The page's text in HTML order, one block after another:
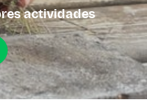
actividades